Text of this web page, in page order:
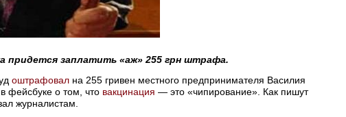
придется заплатить «аж» 255 грн штрафа.
оштрафовал на 255 гривен местного предпринимателя Василия
фейсбуке о том, что вакцинация — это «чипирование». Как пишут
журналистам.